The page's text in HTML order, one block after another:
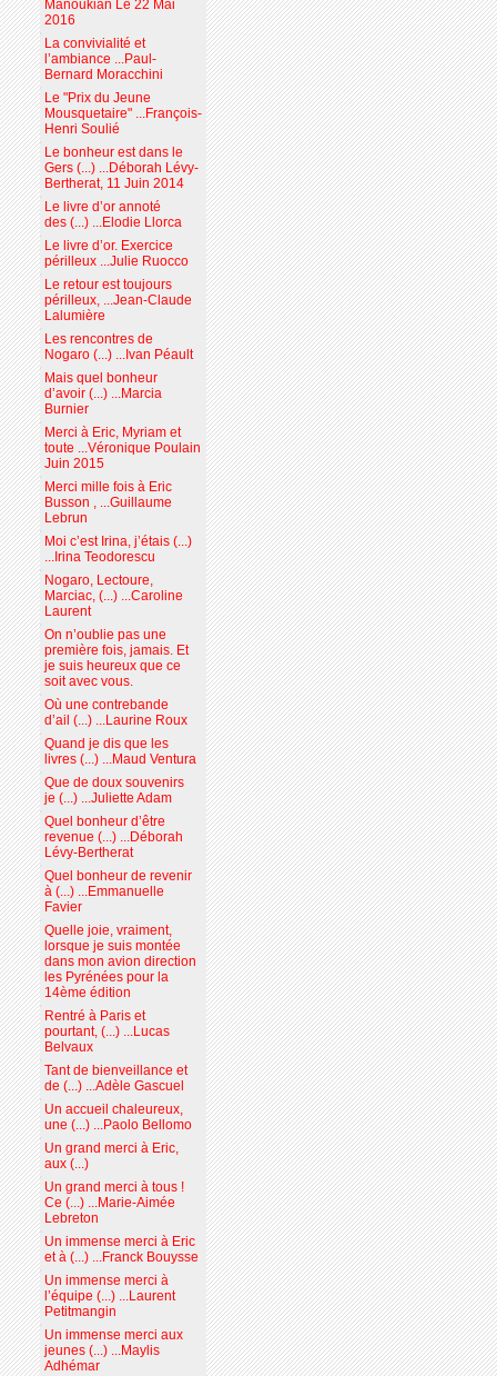
Manoukian Le 22 Mai
2016
La convivialité et
l’ambiance ...Paul-
Bernard Moracchini
Le "Prix du Jeune
Mousquetaire" ...François-
Henri Soulié
Le bonheur est dans le
Gers (...) ...Déborah Lévy-
Bertherat, 11 Juin 2014
Le livre d’or annoté
des (...) ...Elodie Llorca
Le livre d’or. Exercice
périlleux ...Julie Ruocco
Le retour est toujours
périlleux, ...Jean-Claude
Lalumière
Les rencontres de
Nogaro (...) ...Ivan Péault
Mais quel bonheur
d’avoir (...) ...Marcia
Burnier
Merci à Eric, Myriam et
toute ...Véronique Poulain
Juin 2015
Merci mille fois à Eric
Busson , ...Guillaume
Lebrun
Moi c’est Irina, j’étais (...)
...Irina Teodorescu
Nogaro, Lectoure,
Marciac, (...) ...Caroline
Laurent
On n’oublie pas une
première fois, jamais. Et
je suis heureux que ce
soit avec vous.
Où une contrebande
d’ail (...) ...Laurine Roux
Quand je dis que les
livres (...) ...Maud Ventura
Que de doux souvenirs
je (...) ...Juliette Adam
Quel bonheur d’être
revenue (...) ...Déborah
Lévy-Bertherat
Quel bonheur de revenir
à (...) ...Emmanuelle
Favier
Quelle joie, vraiment,
lorsque je suis montée
dans mon avion direction
les Pyrénées pour la
14ème édition
Rentré à Paris et
pourtant, (...) ...Lucas
Belvaux
Tant de bienveillance et
de (...) ...Adèle Gascuel
Un accueil chaleureux,
une (...) ...Paolo Bellomo
Un grand merci à Eric,
aux (...)
Un grand merci à tous !
Ce (...) ...Marie-Aimée
Lebreton
Un immense merci à Eric
et à (...) ...Franck Bouysse
Un immense merci à
l’équipe (...) ...Laurent
Petitmangin
Un immense merci aux
jeunes (...) ...Maylis
Adhémar